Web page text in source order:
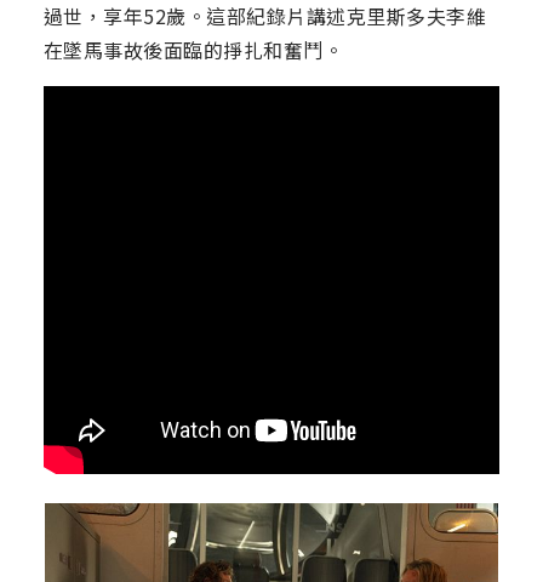
過世，享年52歲。這部紀錄片講述克里斯多夫李維
在墜馬事故後面臨的掙扎和奮鬥。